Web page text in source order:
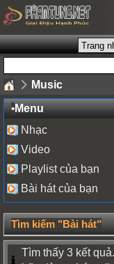
Music
•Menu
Nhạc
Video
Playlist của bạn
Bài hát của bạn
Tìm kiếm "Bài hát"
Tìm thấy 3 kết